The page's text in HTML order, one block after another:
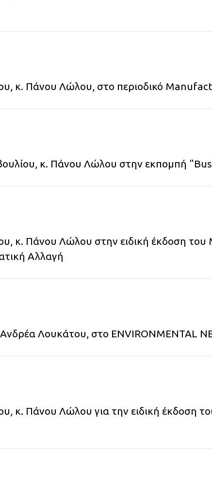
κ. Πάνου Λώλου, στο περιοδικό
κ. Πάνου Λώλου στην εκπομπή
κ. Πάνου Λώλου στην ειδική έκδοση
Αλλαγή
Λουκάτου, στο ENVIRONMENTAL
κ. Πάνου Λώλου για την ειδική